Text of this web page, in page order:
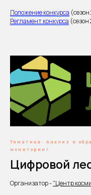
Положение конкурса
Регламент конкурса (сезон
Тематика: Анализ и
мониторинг.
Цифровой
Организатор -"Центр